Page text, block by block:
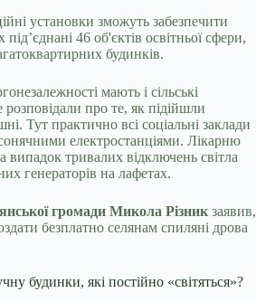
установки зможуть забезпечити
46 об'єктів освітньої сфери,
будинків.
мають і сільські
про те, як підійшли
Тут практично всі соціальні заклади
електростанціями. Лікарню
тривалих відключень світла
генераторів на лафетах.
громади Микола Різник заявив,
безплатно селянам спиляні дрова
будинки, які постійно «світяться»?